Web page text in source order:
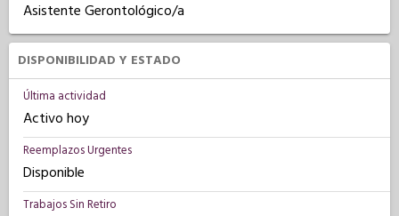
Asistente Gerontológico/a
DISPONIBILIDAD Y ESTADO
Última actividad
Activo hoy
Reemplazos Urgentes
Disponible
Trabajos Sin Retiro